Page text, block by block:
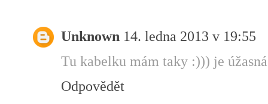
Unknown 14. ledna 2013 v 19:55
Tu kabelku mám taky :))) je
Odpovědět